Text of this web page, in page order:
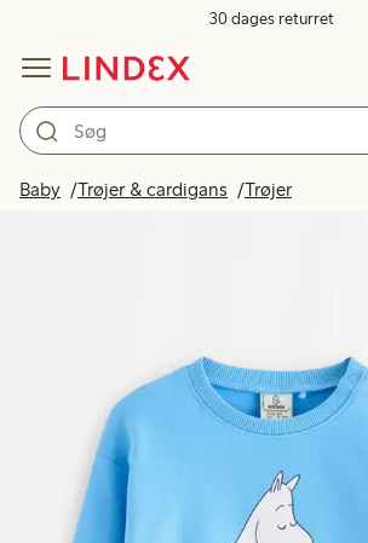
30 dages returret
Baby Trøjer & cardigans Trøjer